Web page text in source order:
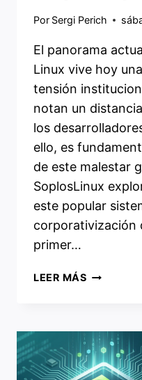
Por Sergi Perich
El panorama
Linux vive hoy
tensión
notan un
los
ello, es
de este malestar
SoplosLinux
este popular
corporativización
primer…
LEER MÁS¿QUÉ
MANJARO?
LA
CRISIS